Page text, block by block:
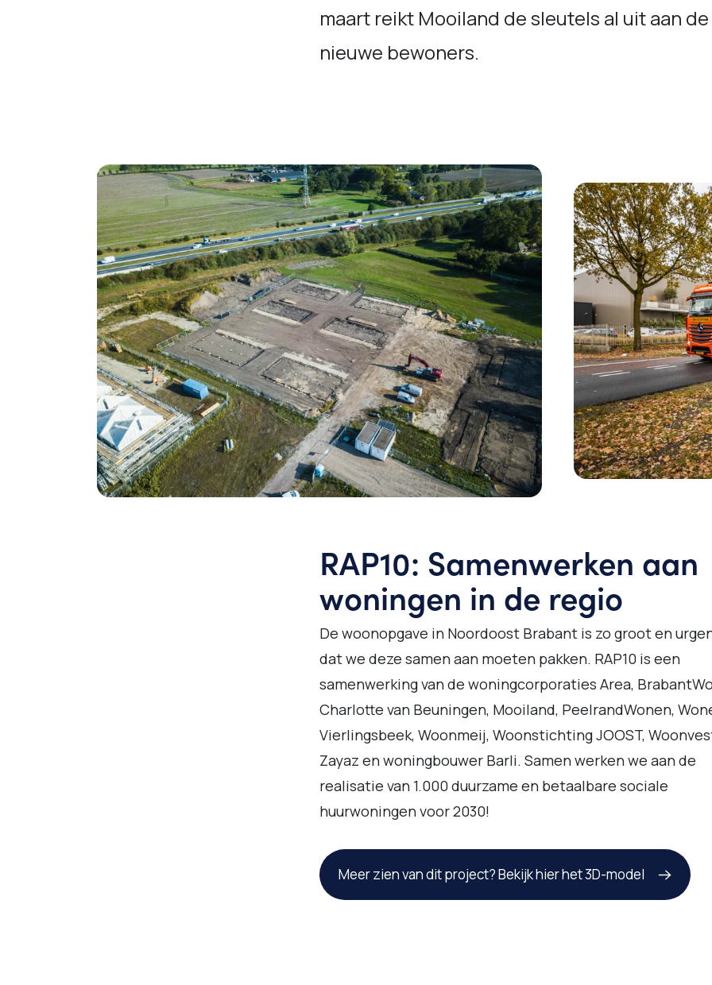
maart reikt Mooiland de sleutels al uit aan de
nieuwe bewoners.
RAP10: Samenwerken aan
woningen in de regio
De woonopgave in Noordoost Brabant is zo groot en
dat we deze samen aan moeten pakken. RAP10 is een
samenwerking van de woningcorporaties Area,
Charlotte van Beuningen, Mooiland, PeelrandWonen,
Vierlingsbeek, Woonmeij, Woonstichting JOOST,
Zayaz en woningbouwer Barli. Samen werken we aan de
realisatie van 1.000 duurzame en betaalbare sociale
huurwoningen voor 2030!
Meer zien van dit project? Bekijk hier het 3D-model